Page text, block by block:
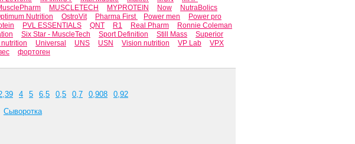
MUSCLETECH MYPROTEIN Now
NutraBolics
Nutrition OstroVit Pharma First Power men
Power pro
PVL ESSENTIALS QNT R1 Real Pharm
Ronnie Coleman
Six Star - MuscleTech Sport Definition Still Mass
Superior
Universal UNS USN Vision nutrition VP Lab
VPX
фортоген
4 5 6,5 0,5 0,7 0,908
0,92
Сыворотка